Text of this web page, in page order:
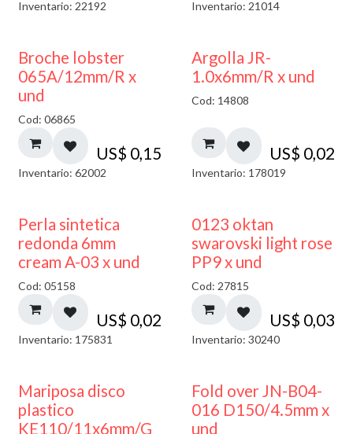
Inventario: 22192 Inventario: 21014
Broche lobster
065A/12mm/R x
und
Cod: 06865
US$ 0,15
Inventario: 62002
Argolla JR-
1.0x6mm/R x und
Cod: 14808
US$ 0,02
Inventario: 178019
Perla sintetica
redonda 6mm
cream A-03 x und
Cod: 05158
US$ 0,02
Inventario: 175831
0123 oktan
swarovski light rose
PP9 x und
Cod: 27815
US$ 0,03
Inventario: 30240
Mariposa disco
plastico
KE110/11x6mm/G
Fold over JN-B04-
016 D150/4.5mm x
und